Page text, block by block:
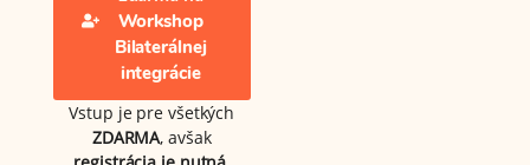
Workshop
Bilaterálnej
integrácie
Vstup je pre všetkých
ZDARMA, avšak